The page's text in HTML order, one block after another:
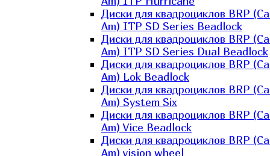
Диски для квадроциклов BRP
Am) ITP SD Series Beadlock
Диски для квадроциклов BRP
Am) ITP SD Series Dual Beadlock
Диски для квадроциклов BRP
Am) Lok Beadlock
Диски для квадроциклов BRP
Am) System Six
Диски для квадроциклов BRP
Am) Vice Beadlock
Диски для квадроциклов BRP
Am) vision wheel